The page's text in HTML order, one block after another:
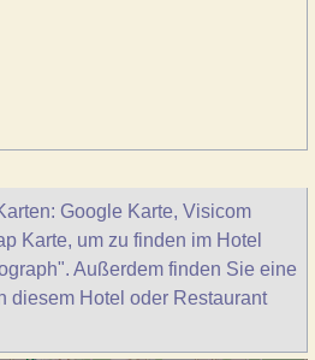
Google Karte, Visicom
Karte, um zu finden im Hotel
Außerdem finden Sie eine
diesem Hotel oder Restaurant